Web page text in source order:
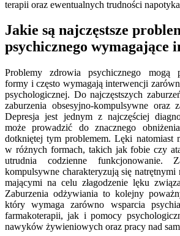
terapii oraz ewentualnych trudności
Jakie są najczęstsze
psychicznego wymagające
Problemy zdrowia psychicznego mogą
formy i często wymagają interwencji
psychologicznej. Do najczęstszych
zaburzenia obsesyjno-kompulsywne oraz
Depresja jest jednym z najczęściej
może prowadzić do znacznego
dotkniętej tym problemem. Lęki natomiast
w różnych formach, takich jak fobie czy
utrudnia codzienne funkcjonowanie.
kompulsywne charakteryzują się natrętnymi
mającymi na celu złagodzenie lęku
Zaburzenia odżywiania to kolejny
który wymaga zarówno wsparcia
farmakoterapii, jak i pomocy
nawyków żywieniowych oraz pracy nad